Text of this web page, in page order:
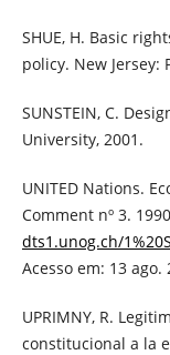
SHUE, H. Basic
policy. New Jersey:
SUNSTEIN, C.
University, 2001.
UNITED Nations.
Comment nº 3.
dts1.unog.ch/
Acesso em: 13 ago.
UPRIMNY, R.
constitucional a la